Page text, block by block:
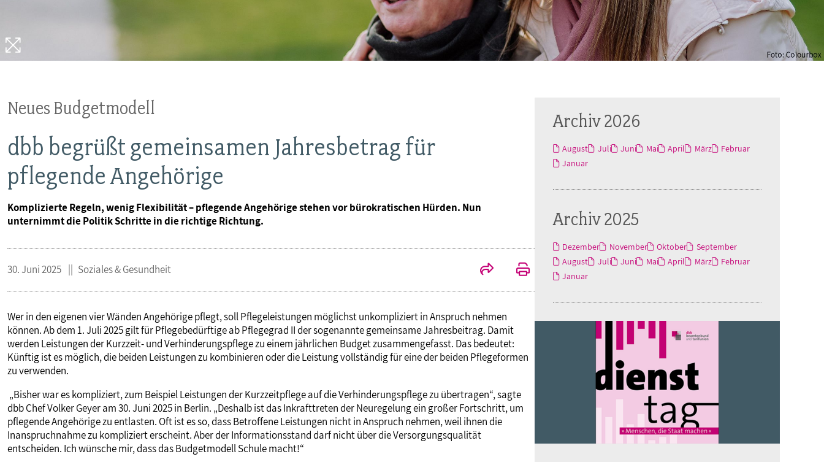
Jugend
Versorgung
Beihilfe
Tarifverträge
Rechtsprechung
Europa
MITGLIEDSCHAFT & SERVICE
Akademie
Verlag
Neues Budgetmodell
dbb begrüßt gemeinsamen Jahresbetrag für
pflegende Angehörige
Komplizierte Regeln, wenig Flexibilität – pflegende Angehörige stehen vor bürokratischen Hürden. Nun
unternimmt die Politik Schritte in die richtige Richtung.
30. Juni 2025 Soziales & Gesundheit
Wer in den eigenen vier Wänden Angehörige pflegt, soll Pflegeleistungen möglichst unkompliziert in Anspruch nehmen
können. Ab dem 1. Juli 2025 gilt für Pflegebedürftige ab Pflegegrad II der sogenannte gemeinsame Jahresbeitrag. Damit
werden Leistungen der Kurzzeit- und Verhinderungspflege zu einem jährlichen Budget zusammengefasst. Das bedeutet:
Künftig ist es möglich, die beiden Leistungen zu kombinieren oder die Leistung vollständig für eine der beiden Pflegeformen
zu verwenden.
„Bisher war es kompliziert, zum Beispiel Leistungen der Kurzzeitpflege auf die Verhinderungspflege zu übertragen“, sagte
dbb Chef Volker Geyer am 30. Juni 2025 in Berlin. „Deshalb ist das Inkrafttreten der Neuregelung ein großer Fortschritt, um
pflegende Angehörige zu entlasten. Oft ist es so, dass Betroffene Leistungen nicht in Anspruch nehmen, weil ihnen die
Inanspruchnahme zu kompliziert erscheint. Aber der Informationsstand darf nicht über die Versorgungsqualität
entscheiden. Ich wünsche mir, dass das Budgetmodell Schule macht!“
Archiv 2026
August Juli Juni Mai April März
Februar
Januar
Archiv 2025
Dezember November Oktober
September
August
Juli Juni Mai April März
Februar
Januar